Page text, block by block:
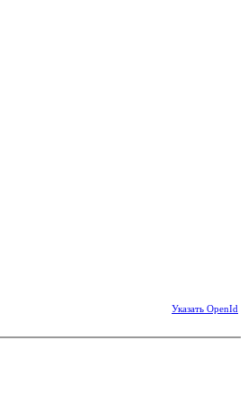
Указать OpenId